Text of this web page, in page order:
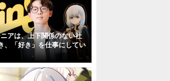
アは、上下関係のない社
、「好き」を仕事にしてい